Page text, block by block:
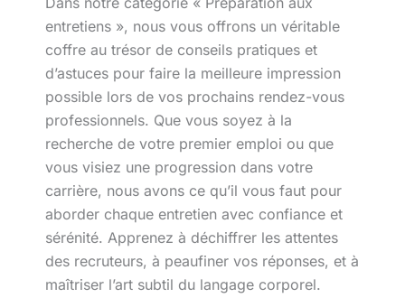
entretiens », nous vous offrons un véritable
coffre au trésor de conseils pratiques et
d’astuces pour faire la meilleure impression
possible lors de vos prochains rendez-vous
professionnels. Que vous soyez à la
recherche de votre premier emploi ou que
vous visiez une progression dans votre
carrière, nous avons ce qu’il vous faut pour
aborder chaque entretien avec confiance et
sérénité. Apprenez à déchiffrer les attentes
des recruteurs, à peaufiner vos réponses, et à
maîtriser l’art subtil du langage corporel.